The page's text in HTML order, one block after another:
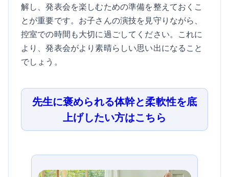
解し、発表会を楽しむための準備を整えておくこ
とが重要です。お子さんの演技を見守りながら、
控室での時間も大切に過ごしてください。これに
より、発表会がより素晴らしい思い出になること
でしょう。
先生に褒められる体幹と柔軟性を底
上げしたい方はこちら